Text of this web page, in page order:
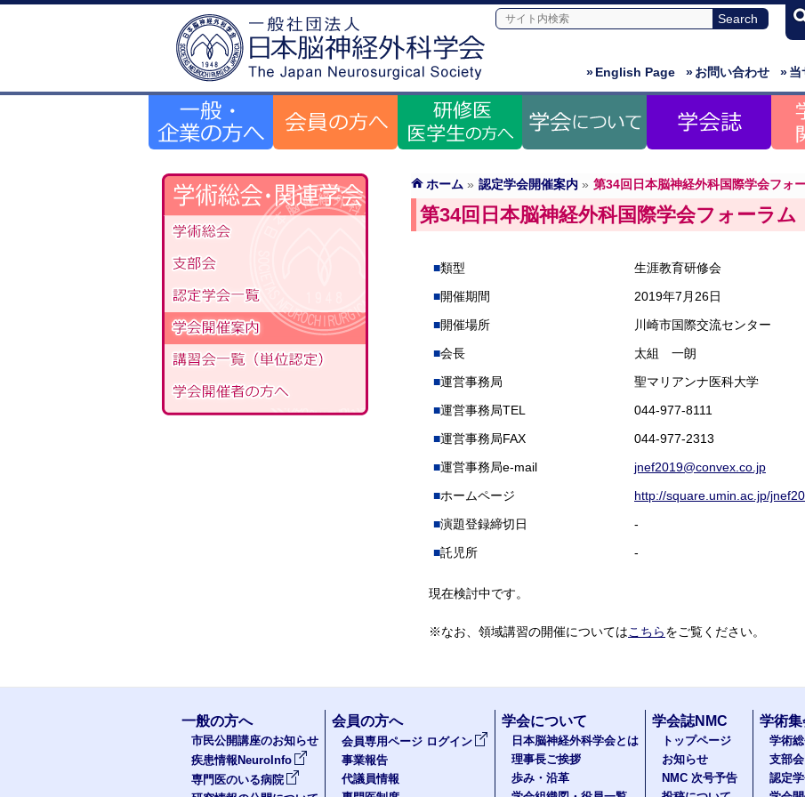
»当
»お問い合わせ
»English Page
ホーム » 認定学会開催案内 » 第34回日本脳神経外科国際学会フォ
第34回日本脳神経外科国際学会フォーラム
類型
生涯教育研修会
開催期間
2019年7月26日
開催場所
川崎市国際交流センター
会長
太組 一朗
運営事務局
聖マリアンナ医科大学
運営事務局TEL
044-977-8111
運営事務局FAX
044-977-2313
運営事務局e-mail
jnef2019@convex.co.jp
ホームページ
http://square.umin.ac.jp/
演題登録締切日
-
託児所
-
現在検討中です。
※なお、領域講習の開催についてはこちらをご覧ください。
一般の方へ
市民公開講座のお知らせ
疾患情報NeuroInfo
専門医のいる病院
会員の方へ
会員専用ページ ログイン
事業報告
代議員情報
学会について
日本脳神経外科学会とは
理事長ご挨拶
歩み・沿革
学会誌NMC
トップページ
お知らせ
NMC 次号予告
学術
学術
支部会
認定